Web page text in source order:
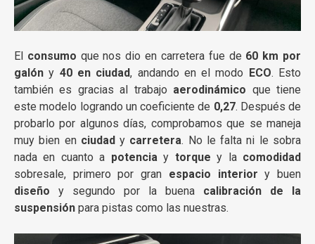
El consumo que nos dio en carretera fue de 60 km por
galón y 40 en ciudad, andando en el modo ECO. Esto
también es gracias al trabajo aerodinámico que tiene
este modelo logrando un coeficiente de 0,27. Después de
probarlo por algunos días, comprobamos que se maneja
muy bien en ciudady carretera. No le falta ni le sobra
nada en cuanto a potenciay torque y la comodidad
sobresale, primero por gran espacio interior y buen
diseño y segundo por la buena calibración de la
suspensión para pistas como las nuestras.